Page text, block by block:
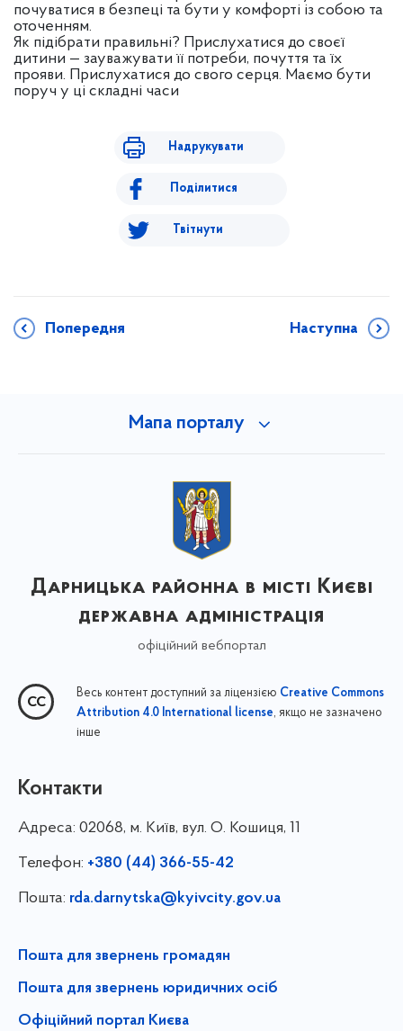
почуватися в безпеці та бути у комфорті із собою та
оточенням.
Як підібрати правильні? Прислухатися до своєї
дитини — зауважувати її потреби, почуття та їх
прояви. Прислухатися до свого серця. Маємо бути
поруч у ці складні часи
Надрукувати
Поділитися
Твітнути
Попередня Наступна
Мапа порталу
Дарницька районна в місті Києві
державна адміністрація
офіційний вебпортал
Весь контент доступний за ліцензією Creative Commons
Attribution 4.0 International license, якщо не зазначено
інше
Контакти
Адреса: 02068, м. Київ, вул. О. Кошиця, 11
Телефон: +380 (44) 366-55-42
Пошта: rda.darnytska@kyivcity.gov.ua
Пошта для звернень громадян
Пошта для звернень юридичних осіб
Офіційний портал Києва